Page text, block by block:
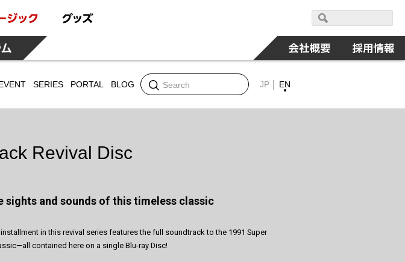
SERIES PORTAL BLOG JP EN
Revival Disc
sights and sounds of this timeless classic
in this revival series features the full soundtrack to the 1991 Super
contained here on a single Blu-ray Disc!